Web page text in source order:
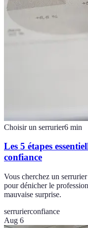
Choisir un serrurier6 min
Les 5 étapes
confiance
Vous cherchez un
pour dénicher le
mauvaise surprise.
serrurierconfiance
Aug 6